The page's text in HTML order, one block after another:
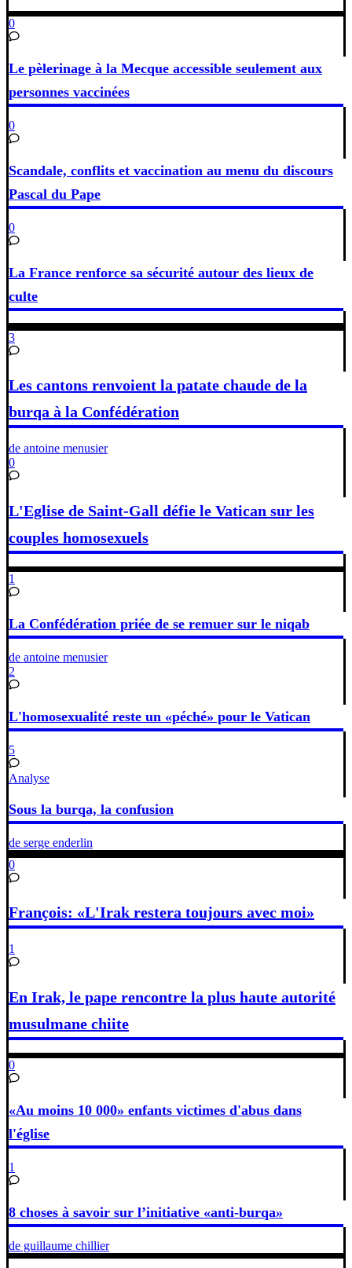
0
Le pèlerinage à la Mecque accessible seulement aux
personnes vaccinées
0
Scandale, conflits et vaccination au menu du discours
Pascal du Pape
0
La France renforce sa sécurité autour des lieux de
culte
3
Les cantons renvoient la patate chaude de la
burqa à la Confédération
de antoine menusier
0
L'Eglise de Saint-Gall défie le Vatican sur les
couples homosexuels
1
La Confédération priée de se remuer sur le niqab
de antoine menusier
2
L'homosexualité reste un «péché» pour le Vatican
5
Analyse
Sous la burqa, la confusion
de serge enderlin
0
François: «L'Irak restera toujours avec moi»
1
En Irak, le pape rencontre la plus haute autorité
musulmane chiite
0
«Au moins 10 000» enfants victimes d'abus dans
l'église
1
8 choses à savoir sur l’initiative «anti-burqa»
de guillaume chillier